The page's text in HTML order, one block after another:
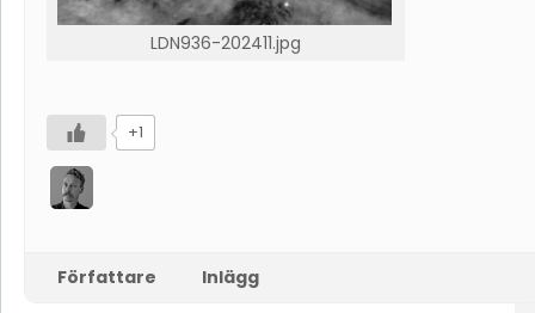
LDN936-202411.jpg
+1
Författare Inlägg